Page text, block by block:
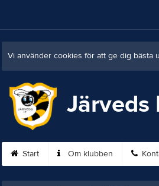
Vi använder cookies för att ge dig bästa
Järveds
Start Om klubben